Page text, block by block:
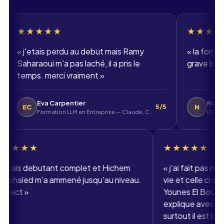
Téléphone
🇫🇷+33▾
perdu au debut mais Ramy
m'a pas laché, il a pris le
merci vraiment»
Eva Carpentier
Formation LLM en Entreprise — Claude, ChatGPT, Mistral
★★★★★
la formation dev
grave bien. merci
N Nolan
DWWM -
★★★★★
«j'etais debutant complet et Hichem
Benkhaled m'a ammené jusqu'au niveau.
respect
«j'ai
vie et
Younes
surtout